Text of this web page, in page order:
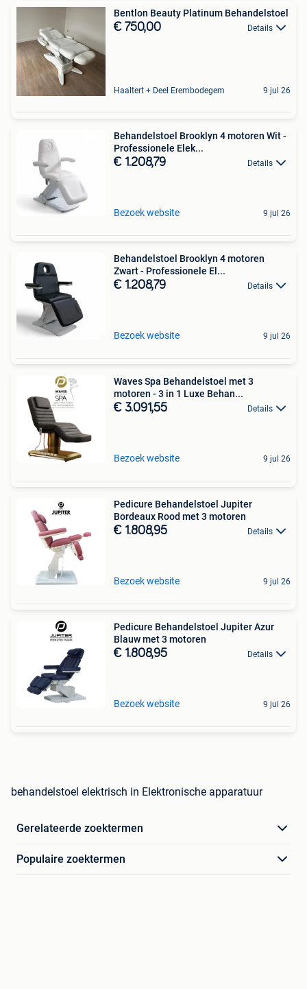
Bentlon Beauty Platinum Behandelstoel
€ 750,00 Details
Haaltert + Deel Erembodegem 9 jul 26
Behandelstoel Brooklyn 4 motoren Wit -
Professionele Elek...
€ 1.208,79 Details
Bezoek website 9 jul 26
Behandelstoel Brooklyn 4 motoren
Zwart - Professionele El...
€ 1.208,79 Details
Bezoek website 9 jul 26
Waves Spa Behandelstoel met 3
motoren - 3 in 1 Luxe Behan...
€ 3.091,55 Details
Bezoek website 9 jul 26
Pedicure Behandelstoel Jupiter
Bordeaux Rood met 3 motoren
€ 1.808,95 Details
Bezoek website 9 jul 26
Pedicure Behandelstoel Jupiter Azur
Blauw met 3 motoren
€ 1.808,95 Details
Bezoek website 9 jul 26
behandelstoel elektrisch in Elektronische apparatuur
Gerelateerde zoektermen
Populaire zoektermen